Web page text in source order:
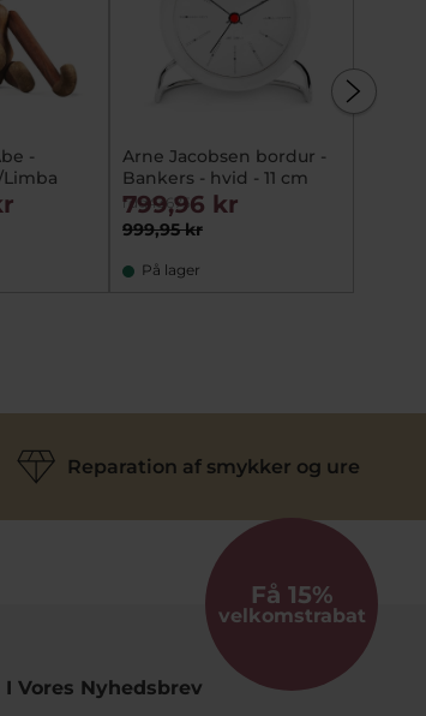
-
Limba
Arne Jacobsen bordur -
Bankers - hvid - 11 cm
rdg43675
999,95 kr
799,96 kr
På lager
Reparation af smykker og ure
Få 15%
velkomstrabat
I Vores Nyhedsbrev